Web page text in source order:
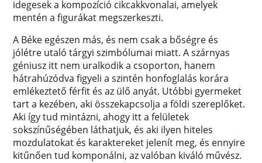
idegesek a kompozíció cikcakkvonalai, amelyek
mentén a figurákat megszerkeszti.
A Béke egészen más, és nem csak a bőségre és
jólétre utaló tárgyi szimbólumai miatt. A szárnyas
géniusz itt nem uralkodik a csoporton, hanem
hátrahúzódva figyeli a szintén honfoglalás korára
emlékeztető férfit és az ülő anyát. Utóbbi gyermeket
tart a kezében, aki összekapcsolja a földi szereplőket.
Aki így tud mintázni, ahogy itt a felületek
sokszínűségében láthatjuk, és aki ilyen hiteles
mozdulatokat és karaktereket jelenít meg, és ennyire
kitűnően tud komponálni, az valóban kiváló művész.